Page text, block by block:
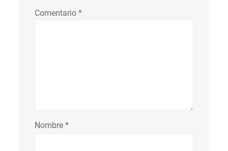
Comentario *
Nombre *